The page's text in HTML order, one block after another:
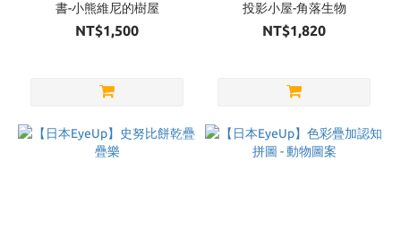
書-小熊維尼的樹屋
NT$1,500
投影小屋-角落生物
NT$1,820